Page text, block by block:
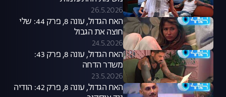
26.5.2026
האח הגדול, עונה 8, פרק 44: שלי
חוצה את הגבול
24.5.2026
האח הגדול, עונה 8, פרק 43:
משדר הדחה
23.5.2026
האח הגדול, עונה 8, פרק 42: הודיה